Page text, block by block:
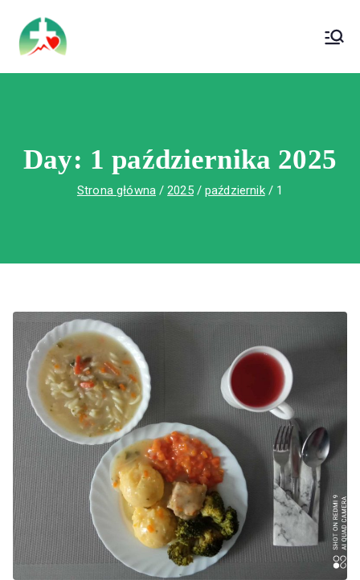
treści
Wojewódzki Szpital Specjalistyczny im.
Św. Rafała w Czerwonej Górze
Day: 1 października 2025
Strona główna 2025 październik 1